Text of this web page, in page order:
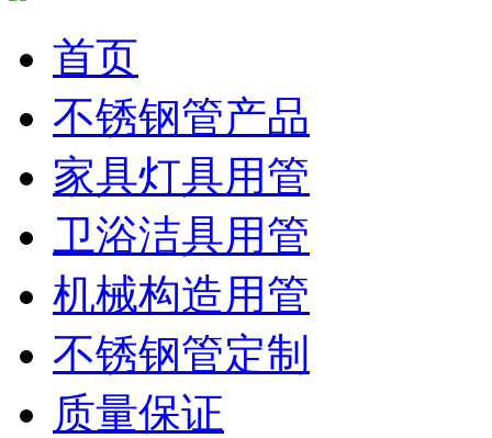
首页
不锈钢管产品
家具灯具用管
卫浴洁具用管
机械构造用管
不锈钢管定制
质量保证